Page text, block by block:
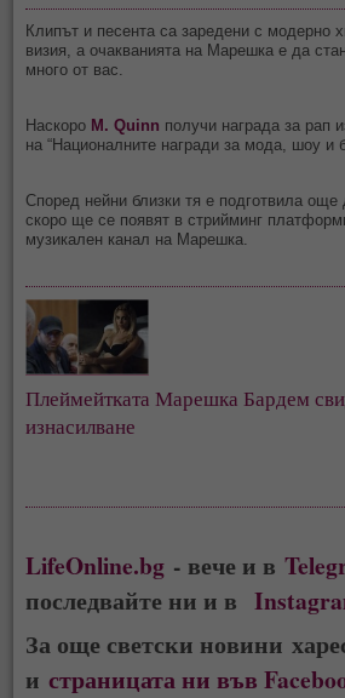
Клипът и песента са заредени с модерно
визия, а очакванията на Марешка е да
много от вас.
Наскоро M. Quinn получи награда за рап
на “Националните награди за мода, шоу и
Според нейни близки тя е подготвила още
скоро ще се появят в стрийминг
музикален канал на Марешка.
Плеймейтката Марешка Бардем
изнасилване
LifeOnline.bg - вече и в
последвайте ни и в
За още светски новини
истраницата ни във